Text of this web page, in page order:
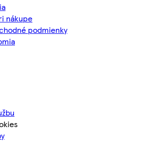
nákupe
podmienky